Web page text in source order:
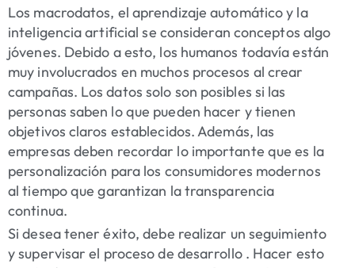
Los macrodatos, el aprendizaje automático y la
inteligencia artificial se consideran conceptos algo
jóvenes. Debido a esto, los humanos todavía están
muy involucrados en muchos procesos al crear
campañas. Los datos solo son posibles si las
personas saben lo que pueden hacer y tienen
objetivos claros establecidos. Además, las
empresas deben recordar lo importante que es la
personalización para los consumidores modernos
al tiempo que garantizan la transparencia
continua.
Si desea tener éxito, debe realizar un seguimiento
y supervisar el proceso de desarrollo . Hacer esto